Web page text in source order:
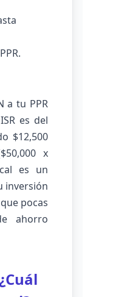
a tu PPR
es del
$12,500
x
es un
inversión
pocas
ahorro